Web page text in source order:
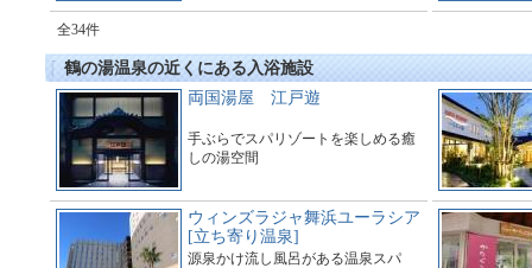
全34件
鶴の湯温泉の近くにある入浴施設
両国湯屋 江戸遊
手ぶらでスパリゾートを楽しめる癒
しの湯空間
ウィンズラジャ舞浜ユーラシア
[立ち寄り温泉]
源泉かけ流し風呂がある温泉スパ